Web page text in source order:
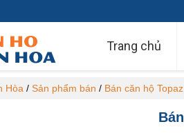
Trang chủ
Hòa / Sản phẩm bán / Bán căn hộ